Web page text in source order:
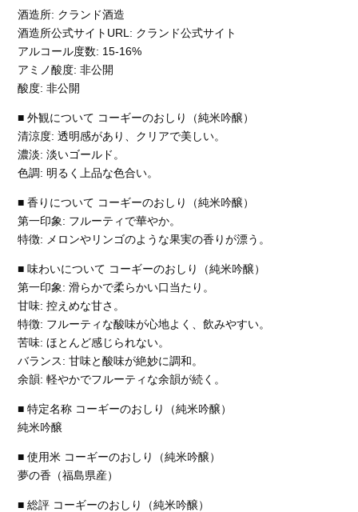
酒造所: クランド酒造
酒造所公式サイトURL: クランド公式サイト
アルコール度数: 15-16%
アミノ酸度: 非公開
酸度: 非公開
■ 外観について コーギーのおしり（純米吟醸）
清涼度: 透明感があり、クリアで美しい。
濃淡: 淡いゴールド。
色調: 明るく上品な色合い。
■ 香りについて コーギーのおしり（純米吟醸）
第一印象: フルーティで華やか。
特徴: メロンやリンゴのような果実の香りが漂う。
■ 味わいについて コーギーのおしり（純米吟醸）
第一印象: 滑らかで柔らかい口当たり。
甘味: 控えめな甘さ。
特徴: フルーティな酸味が心地よく、飲みやすい。
苦味: ほとんど感じられない。
バランス: 甘味と酸味が絶妙に調和。
余韻: 軽やかでフルーティな余韻が続く。
■ 特定名称 コーギーのおしり（純米吟醸）
純米吟醸
■ 使用米 コーギーのおしり（純米吟醸）
夢の香（福島県産）
■ 総評 コーギーのおしり（純米吟醸）